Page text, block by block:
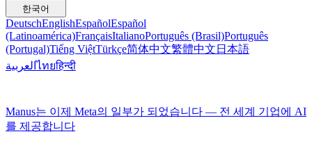
한국어
DeutschEnglishEspañolEspañol
(Latinoamérica)FrançaisItalianoPortuguês (Brasil)Português
(Portugal)Tiếng ViệtTürkçe简体中文繁體中文 日本語
العربيةไทยहिन्दी
Manus는 이제 Meta의 일부가 되었습니다 — 전 세계 기업에 AI
를 제공합니다